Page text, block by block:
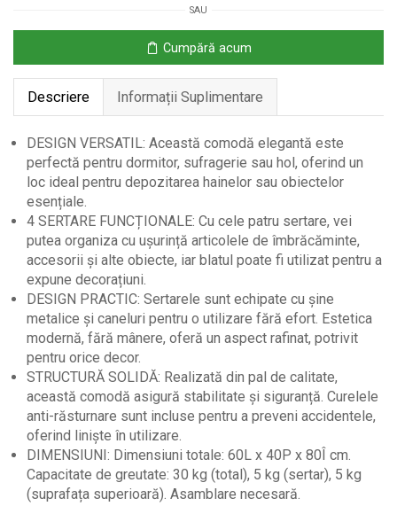
Sertare,
Alb,
Ideală
pentru
Orice
Spațiu
SAU
Cumpără acum
Descriere Informații Suplimentare
DESIGN VERSATIL: Această comodă elegantă este
perfectă pentru dormitor, sufragerie sau hol, oferind un
loc ideal pentru depozitarea hainelor sau obiectelor
esențiale.
4 SERTARE FUNCȚIONALE: Cu cele patru sertare, vei
putea organiza cu ușurință articolele de îmbrăcăminte,
accesorii și alte obiecte, iar blatul poate fi utilizat pentru a
expune decorațiuni.
DESIGN PRACTIC: Sertarele sunt echipate cu șine
metalice și caneluri pentru o utilizare fără efort. Estetica
modernă, fără mânere, oferă un aspect rafinat, potrivit
pentru orice decor.
STRUCTURĂ SOLIDĂ: Realizată din pal de calitate,
această comodă asigură stabilitate și siguranță. Curelele
anti-răsturnare sunt incluse pentru a preveni accidentele,
oferind liniște în utilizare.
DIMENSIUNI: Dimensiuni totale: 60L x 40P x 80Î cm.
Capacitate de greutate: 30 kg (total), 5 kg (sertar), 5 kg
(suprafața superioară). Asamblare necesară.